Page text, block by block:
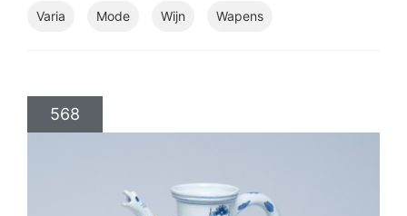
Varia Mode Wijn Wapens
568